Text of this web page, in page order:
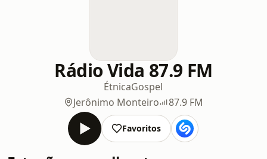
Rádio Vida 87.9 FM
ÉtnicaGospel
Jerônimo Monteiro
87.9 FM
Favoritos